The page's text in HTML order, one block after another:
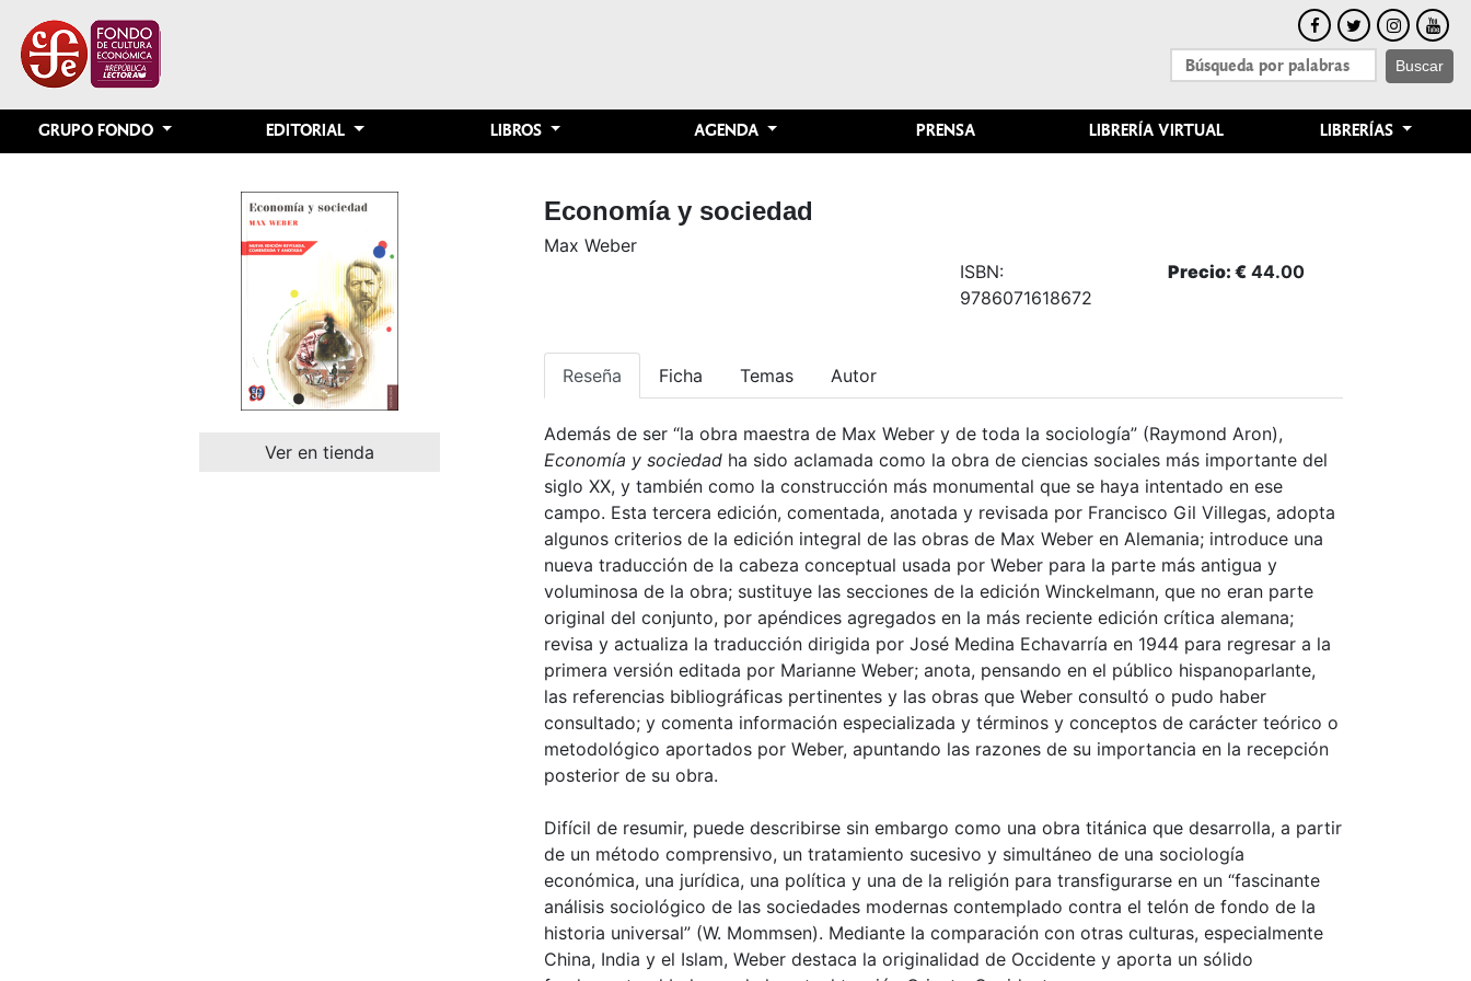
Buscar
GRUPO FONDO EDITORIAL LIBROS AGENDA PRENSA LIBRERÍA VIRTUAL LIBRERÍAS
Ver en tienda
Economía y sociedad
Max Weber
ISBN:
9786071618672
Precio: € 44.00
Reseña Ficha Temas Autor
Además de ser “la obra maestra de Max Weber y de toda la sociología” (Raymond Aron),
Economía y sociedad ha sido aclamada como la obra de ciencias sociales más importante del
siglo XX, y también como la construcción más monumental que se haya intentado en ese
campo. Esta tercera edición, comentada, anotada y revisada por Francisco Gil Villegas, adopta
algunos criterios de la edición integral de las obras de Max Weber en Alemania; introduce una
nueva traducción de la cabeza conceptual usada por Weber para la parte más antigua y
voluminosa de la obra; sustituye las secciones de la edición Winckelmann, que no eran parte
original del conjunto, por apéndices agregados en la más reciente edición crítica alemana;
revisa y actualiza la traducción dirigida por José Medina Echavarría en 1944 para regresar a la
primera versión editada por Marianne Weber; anota, pensando en el público hispanoparlante,
las referencias bibliográficas pertinentes y las obras que Weber consultó o pudo haber
consultado; y comenta información especializada y términos y conceptos de carácter teórico o
metodológico aportados por Weber, apuntando las razones de su importancia en la recepción
posterior de su obra.
Difícil de resumir, puede describirse sin embargo como una obra titánica que desarrolla, a partir
de un método comprensivo, un tratamiento sucesivo y simultáneo de una sociología
económica, una jurídica, una política y una de la religión para transfigurarse en un “fascinante
análisis sociológico de las sociedades modernas contemplado contra el telón de fondo de la
historia universal” (W. Mommsen). Mediante la comparación con otras culturas, especialmente
China, India y el Islam, Weber destaca la originalidad de Occidente y aporta un sólido